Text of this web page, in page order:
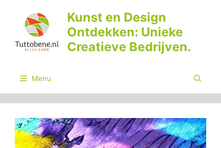
inhoud
Kunst en Design
Ontdekken: Unieke
Creatieve Bedrijven.
Menu